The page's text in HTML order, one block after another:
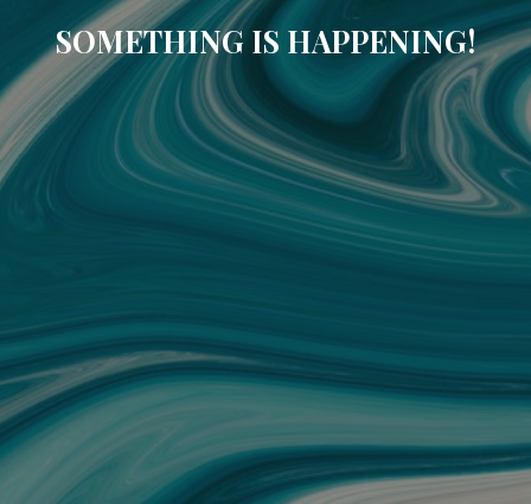
SOMETHING IS HAPPENING!